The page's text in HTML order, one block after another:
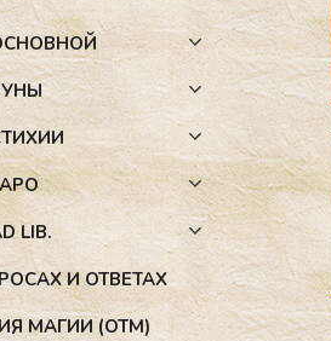
LIB.
И ОТВЕТАХ
МАГИИ (ОТМ)